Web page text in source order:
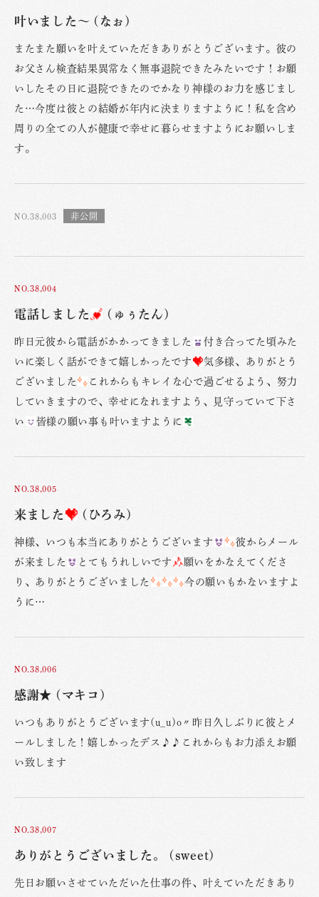
叶いました〜 (なぉ)
またまた願いを叶えていただきありがとうございます。彼の
お父さん検査結果異常なく無事退院できたみたいです！お願
いしたその日に退院できたのでかなり神様のお力を感じまし
た…今度は彼との結婚が年内に決まりますように！私を含め
周りの全ての人が健康で幸せに暮らせますようにお願いしま
す。
NO.38,003
NO.38,004
電話しました (ゅぅたん)
昨日元彼から電話がかかってきました
付き合ってた頃みた
いに楽しく話ができて嬉しかったです
気多様、ありがとう
ございました
これからもキレイな心で過ごせるよう、努力
していきますので、幸せになれますよう、見守っていて下さ
い
皆様の願い事も叶いますように
NO.38,005
来ました (ひろみ)
神様、いつも本当にありがとうございます
彼からメール
が来ました
とてもうれしいです
願いをかなえてくださ
り、ありがとうございました
今の願いもかないますよ
うに…
NO.38,006
感謝★ (マキコ)
いつもありがとうございます(u_u)o〃昨日久しぶりに彼とメ
ールしました！嬉しかったデス♪♪これからもお力添えお願
い致します
NO.38,007
ありがとうございました。 (sweet)
先日お願いさせていただいた仕事の件、叶えていただきあり